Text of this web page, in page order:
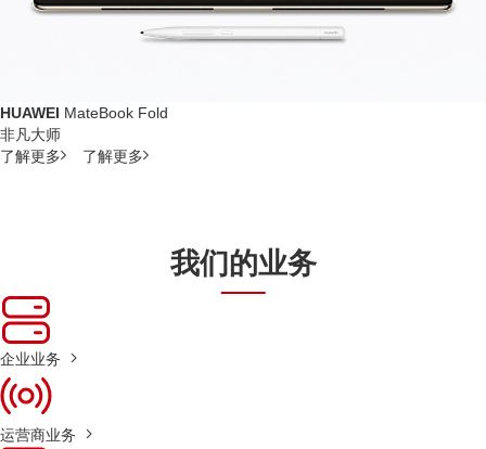
HUAWEI MateBook Fold
非凡大师
了解更多
了解更多
我们的业务
企业业务
运营商业务